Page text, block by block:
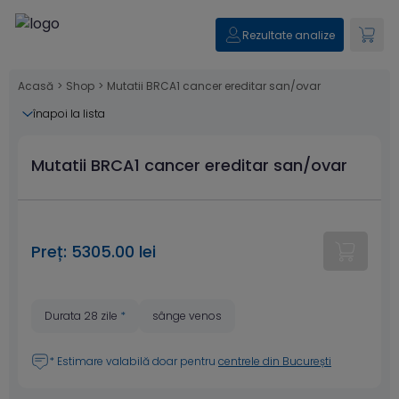
Rezultate analize
Acasă > Shop > Mutatii BRCA1 cancer ereditar san/ovar
înapoi la lista
Mutatii BRCA1 cancer ereditar san/ovar
Preț: 5305.00 lei
Durata 28 zile * sânge venos
* Estimare valabilă doar pentru centrele din București